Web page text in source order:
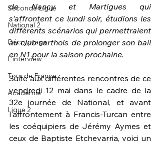
Seconde Ligue
National 2
Décryptage
L'interview
Tour de France
Académie
Ligue 2
de Nancy et Martigues qui
s'affrontent ce lundi soir, étudions les
différents scénarios qui permettraient
au club sarthois de prolonger son bail
en N1 pour la saison prochaine.
Suite aux différentes rencontres de ce
vendredi 12 mai dans le cadre de la
32e journée de National, et avant
l'affrontement à Francis-Turcan entre
les coéquipiers de Jérémy Aymes et
ceux de Baptiste Etchevarria, voici un